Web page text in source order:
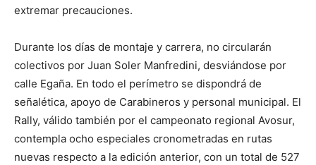
extremar precauciones.
Durante los días de montaje y carrera, no circularán
colectivos por Juan Soler Manfredini, desviándose por
calle Egaña. En todo el perímetro se dispondrá de
señalética, apoyo de Carabineros y personal municipal. El
Rally, válido también por el campeonato regional Avosur,
contempla ocho especiales cronometradas en rutas
nuevas respecto a la edición anterior, con un total de 527